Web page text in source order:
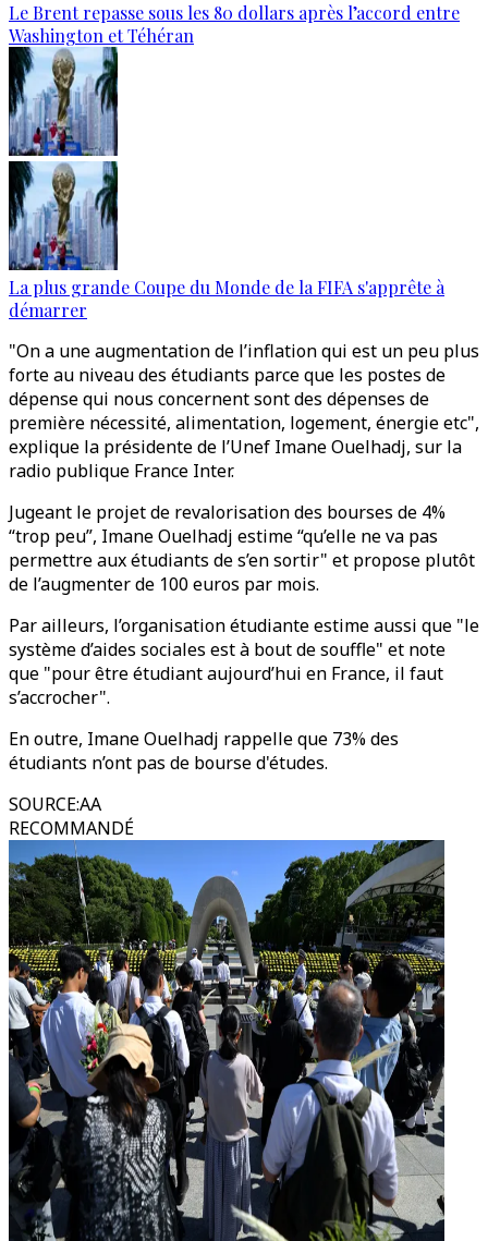
Le Brent repasse sous les 80 dollars après l’accord entre
Washington et Téhéran
La plus grande Coupe du Monde de la FIFA s'apprête à
démarrer
"On a une augmentation de l’inflation qui est un peu plus
forte au niveau des étudiants parce que les postes de
dépense qui nous concernent sont des dépenses de
première nécessité, alimentation, logement, énergie etc",
explique la présidente de l’Unef Imane Ouelhadj, sur la
radio publique France Inter.
Jugeant le projet de revalorisation des bourses de 4%
“trop peu”, Imane Ouelhadj estime “qu’elle ne va pas
permettre aux étudiants de s’en sortir" et propose plutôt
de l’augmenter de 100 euros par mois.
Par ailleurs, l’organisation étudiante estime aussi que "le
système d’aides sociales est à bout de souffle" et note
que "pour être étudiant aujourd’hui en France, il faut
s’accrocher".
En outre, Imane Ouelhadj rappelle que 73% des
étudiants n’ont pas de bourse d'études.
SOURCE:AA
RECOMMANDÉ